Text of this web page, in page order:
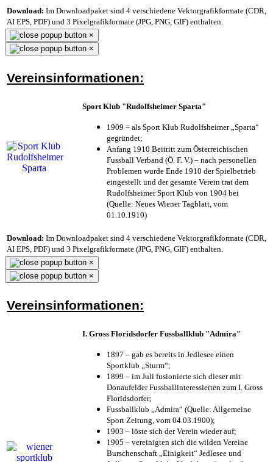
Download: Im Downloadpaket sind 4 verschiedene Vektorgrafikformate (CDR,
AI EPS, PDF) und 3 Pixelgrafikformate (JPG, PNG, GIF) enthalten.
×
×
Vereinsinformationen:
Sport Klub "Rudolfsheimer Sparta"
1909 = als Sport Klub Rudolfsheimer „Sparta“
gegründet;
Anfang 1910 Beitritt zum Österreichischen
Fussball Verband (Ö. F. V.) – nach personellen
Problemen wurde Ende 1910 der Spielbetrieb
eingestellt und der gesamte Verein trat dem
Rudolfsheimer Sport Klub von 1904 bei
(Quelle: Neues Wiener Tagblatt, vom
01.10.1910)
Download: Im Downloadpaket sind 4 verschiedene Vektorgrafikformate (CDR,
AI EPS, PDF) und 3 Pixelgrafikformate (JPG, PNG, GIF) enthalten.
×
×
Vereinsinformationen:
I. Gross Floridsdorfer Fussballklub "Admira"
1897 – gab es bereits in Jedlesee einen
Sportklub „Sturm“;
1899 – im Juli fusionierte sich dieser mit
Donaufelder Fussballinteressierten zum I. Gross
Floridsdorfer;
Fussballklub „Admira“ (Quelle: Allgemeine
Sport Zeitung, vom 04.03.1900);
1903 – löste sich der Verein wieder auf;
1905 – vereinigten sich die wilden Vereine
Burschenschaft „Einigkeit“ Jedlesee und